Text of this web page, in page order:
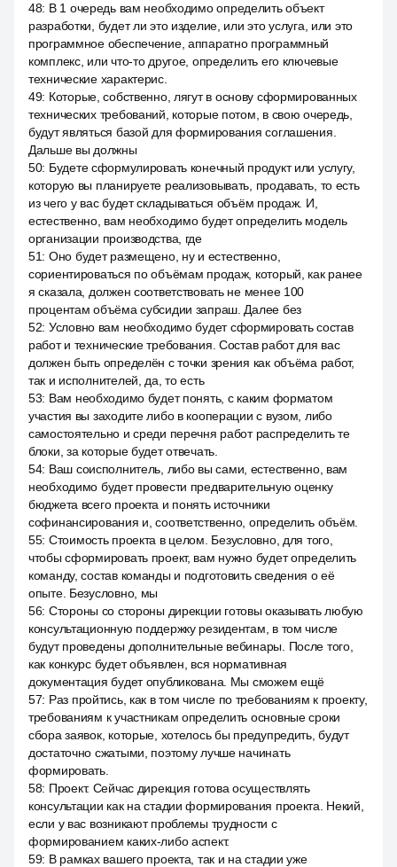
48: В 1 очередь вам необходимо определить объект
разработки, будет ли это изделие, или это услуга, или это
программное обеспечение, аппаратно программный
комплекс, или что-то другое, определить его ключевые
технические характерис.
49: Которые, собственно, лягут в основу сформированных
технических требований, которые потом, в свою очередь,
будут являться базой для формирования соглашения.
Дальше вы должны
50: Будете сформулировать конечный продукт или услугу,
которую вы планируете реализовывать, продавать, то есть
из чего у вас будет складываться объём продаж. И,
естественно, вам необходимо будет определить модель
организации производства, где
51: Оно будет размещено, ну и естественно,
сориентироваться по объёмам продаж, который, как ранее
я сказала, должен соответствовать не менее 100
процентам объёма субсидии запраш. Далее без
52: Условно вам необходимо будет сформировать состав
работ и технические требования. Состав работ для вас
должен быть определён с точки зрения как объёма работ,
так и исполнителей, да, то есть
53: Вам необходимо будет понять, с каким форматом
участия вы заходите либо в кооперации с вузом, либо
самостоятельно и среди перечня работ распределить те
блоки, за которые будет отвечать.
54: Ваш соисполнитель, либо вы сами, естественно, вам
необходимо будет провести предварительную оценку
бюджета всего проекта и понять источники
софинансирования и, соответственно, определить объём.
55: Стоимость проекта в целом. Безусловно, для того,
чтобы сформировать проект, вам нужно будет определить
команду, состав команды и подготовить сведения о её
опыте. Безусловно, мы
56: Стороны со стороны дирекции готовы оказывать любую
консультационную поддержку резидентам, в том числе
будут проведены дополнительные вебинары. После того,
как конкурс будет объявлен, вся нормативная
документация будет опубликована. Мы сможем ещё
57: Раз пройтись, как в том числе по требованиям к проекту,
требованиям к участникам определить основные сроки
сбора заявок, которые, хотелось бы предупредить, будут
достаточно сжатыми, поэтому лучше начинать
формировать.
58: Проект. Сейчас дирекция готова осуществлять
консультации как на стадии формирования проекта. Некий,
если у вас возникают проблемы трудности с
формированием каких-либо аспект.
59: В рамках вашего проекта, так и на стадии уже